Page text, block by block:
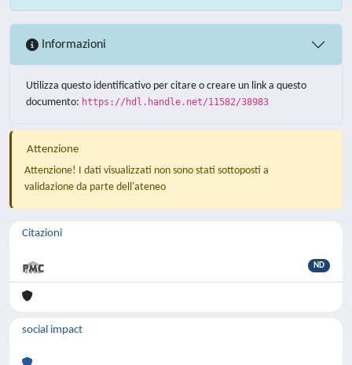
Informazioni
Utilizza questo identificativo per citare o creare un link a questo
documento: https://hdl.handle.net/11582/38983
Attenzione
Attenzione! I dati visualizzati non sono stati sottoposti a
validazione da parte dell'ateneo
Citazioni
ND
social impact